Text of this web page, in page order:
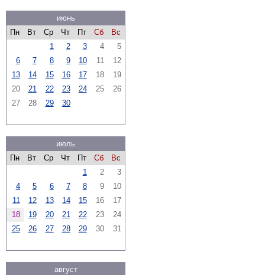
июнь
Пн
Вт Ср Чт Пт Сб
Вс
1
2 3 4
5
6
7 8 9 10 11
12
13
14 15 16 17 18
19
20
21 22 23 24 25
26
27
28 29 30
июль
Пн
Вт Ср Чт Пт Сб
Вс
1
2
3
4
5 6 7 8 9
10
11
12 13 14 15 16
17
18
19 20 21 22 23
24
25
26 27 28 29 30 31
август